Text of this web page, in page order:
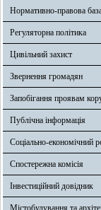
Нормативно-правова
Регуляторна політика
Цивільний захист
Звернення громадян
Запобігання проявам
Публічна інформація
Соціально-економічний
Спостережна комісія
Інвестиційний довідник
Містобудування та